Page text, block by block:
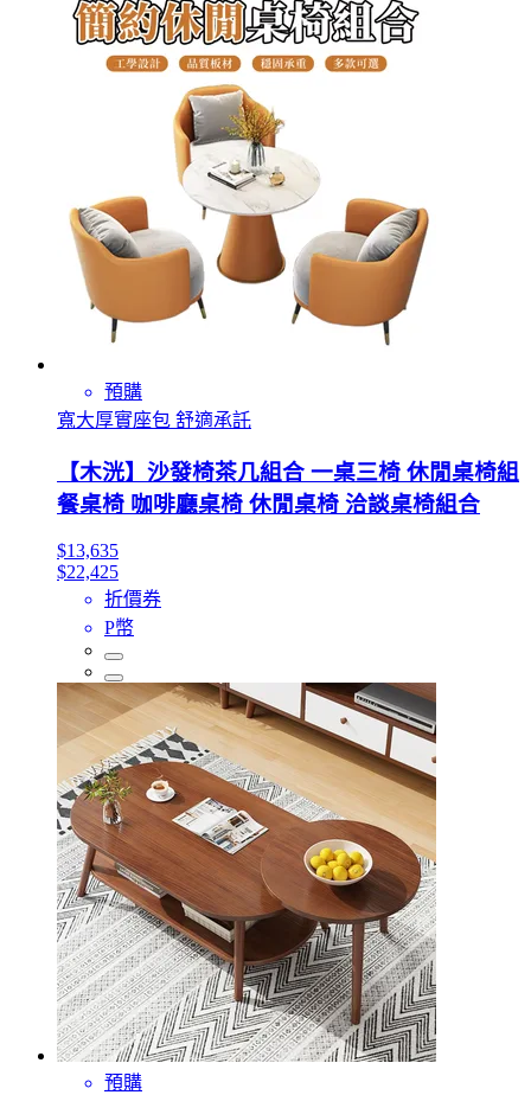
預購
寬大厚實座包 舒適承託
【木洸】沙發椅茶几組合 一桌三椅 休閒桌椅組
餐桌椅 咖啡廳桌椅 休閒桌椅 洽談桌椅組合
$13,635
$22,425
折價券
P幣
預購